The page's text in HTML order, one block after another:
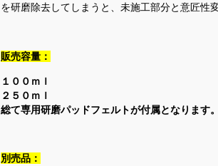
を研磨除去してしまうと、未施工部分と意匠性
販売容量：
１００ｍｌ
２５０ｍｌ
総て専用研磨パッドフェルトが付属となります。
別売品：